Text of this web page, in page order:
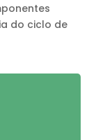
do ciclo de